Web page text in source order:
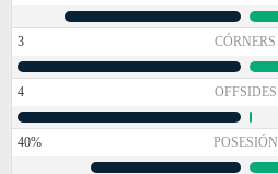
3 CÓRNERS
4 OFFSIDES
40% POSESIÓN